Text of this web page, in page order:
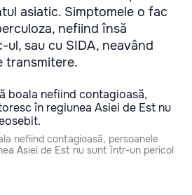
asiatic. Simptomele o fac
nefiind însă
sau cu SIDA, neavând
transmitere.
nefiind contagioasă, persoanele
Asiei de Est nu sunt într-un pericol